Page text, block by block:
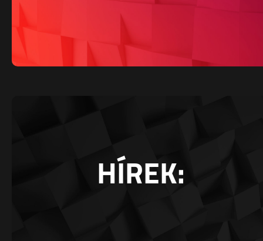
HÍREK: